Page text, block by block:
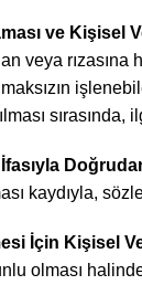
ve Kişisel
veya
kaydıyla,
İçin Kişisel
olması